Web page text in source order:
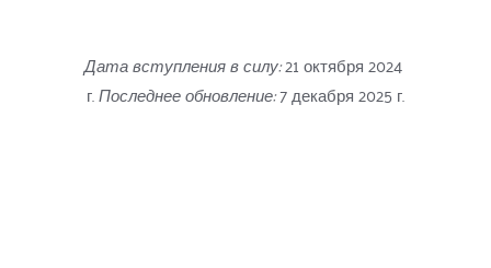
Дата вступления в силу: 21 октября 2024
г. Последнее обновление: 7 декабря 2025 г.